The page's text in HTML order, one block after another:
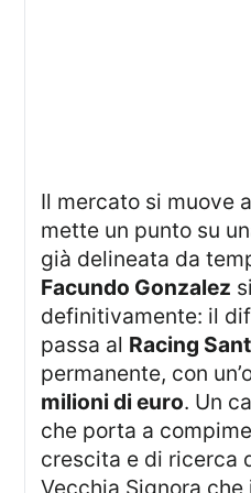
Il mercato si muove ancora e la Juventus
mette un punto su
già delineata da
Facundo Gonzalez
definitivamente: il
passa al Racing
permanente, con
milioni di euro. Un
che porta a
crescita e di ricerca